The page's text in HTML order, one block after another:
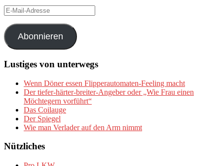
E-
Mail-
Adresse
Abonnieren
Lustiges von unterwegs
Wenn Döner essen Flipperautomaten-Feeling macht
Der tiefer-härter-breiter-Angeber oder „Wie Frau einen
Möchtegern vorführt“
Das Coilauge
Der Spiegel
Wie man Verlader auf den Arm nimmt
Nützliches